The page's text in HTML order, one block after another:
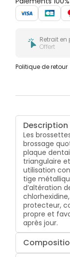
Retrait
Offert
Politique de retour
Description
Les
brossage
plaque
triangulaire
utilisation
tige
d’altération
protecteur,
propre et
après jour.